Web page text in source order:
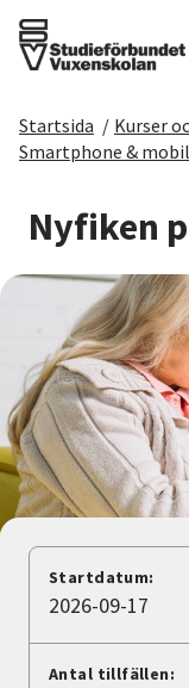
Det här gör vi
För dig som
Sök kurser
Om SV
Starta
Cirkelledare
Nyheter
Avdelningar
Startsida / Kurser
Smartphone & mobil
Nyfiken
Startdatum:
2026-09-17
Antal tillfällen: